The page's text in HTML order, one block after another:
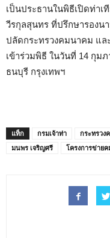
เป็นประธานในพิธีเปิดท่า
วีรกุลสุนทร ที่ปรึกษารองน
ปลัดกระทรวงคมนาคม แล
เข้าร่วมพิธี ในวันที่ 14 กุม
ธนบุรี กรุงเทพฯ
แท็ก กรมเจ้าท่า กระทรวง
มนพร เจริญศรี
โครงการข่าย